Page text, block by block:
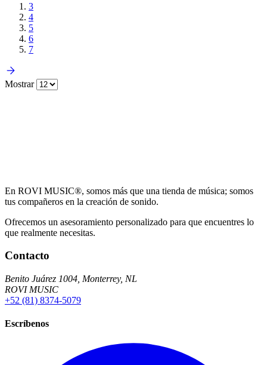
3
4
5
6
7
Mostrar
En ROVI MUSIC®, somos más que una tienda de música; somos
tus compañeros en la creación de sonido.
Ofrecemos un asesoramiento personalizado para que encuentres lo
que realmente necesitas.
Contacto
Benito Juárez 1004, Monterrey, NL
ROVI MUSIC
+52 (81) 8374-5079
Escríbenos